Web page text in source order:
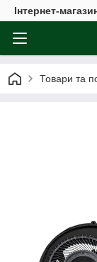
Інтернет-
Товари та